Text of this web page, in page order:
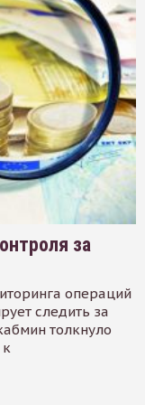
за
операций
следить за
толкнуло
к